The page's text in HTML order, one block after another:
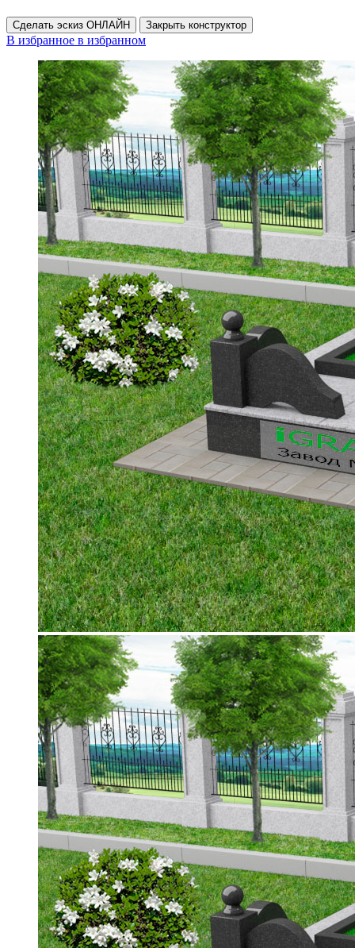
Сделать эскиз ОНЛАЙН Закрыть конструктор
В избранное в избранном